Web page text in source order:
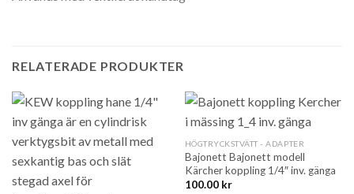
RELATERADE PRODUKTER
HÖGTRYCKSTVÄTT - ADAPTER
Bajonett Bajonett modell
Kärcher koppling 1/4″ inv. gänga
100.00 kr